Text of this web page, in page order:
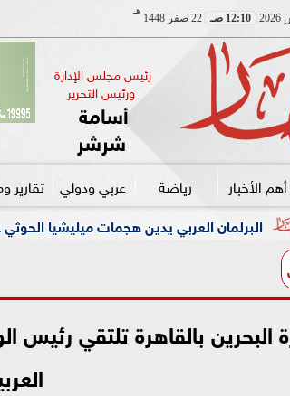
12:10 صـ 22 صفر 1448
هـ
رئيس مجلس الإدارة
ورئيس التحرير
أسامة
شرشر
أهم الأخبار رياضة عربي ودولي تقارير
هجمات ميليشيا الحوثي على السعودية
بالقاهرة تلتقي رئيس